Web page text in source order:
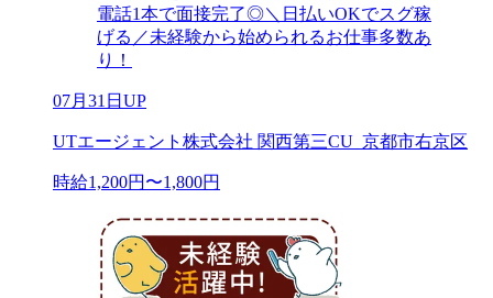
電話1本で面接完了◎＼日払いOKでスグ稼
げる／未経験から始められるお仕事多数あ
り！
07月31日UP
UTエージェント株式会社 関西第三CU_京都市右京区
時給1,200円〜1,800円